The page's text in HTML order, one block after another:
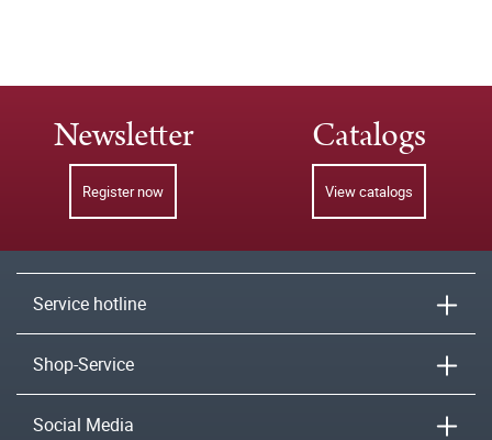
Newsletter
Register now
Catalogs
View catalogs
Service hotline
Shop-Service
Social Media